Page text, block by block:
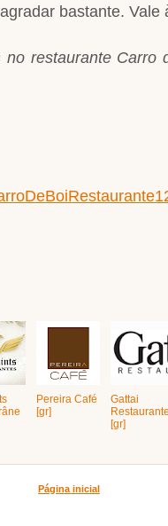
bastante. Vale
no restaurante Carro
Pereira Café
[gr]
Gattai
[gr]
Página inicial